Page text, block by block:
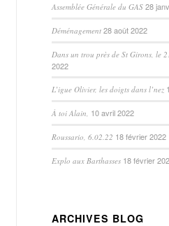
Assemblée Générale du GAS 28
Déménagement 28 août 2022
Dans un trou près de St Girons, le
2022
L’igue Olivier, les doigts dans l’nez
À toi Alain, 10 avril 2022
Roussario, 6.02.22 18 février 2022
Explo aux Barthasses 18 février
ARCHIVES BLOG